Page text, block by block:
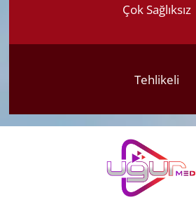
Çok Sağlıksız
Tehlikeli